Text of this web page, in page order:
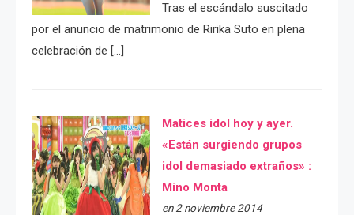
Tras el escándalo suscitado
por el anuncio de matrimonio de Ririka Suto en plena
celebración de […]
Matices idol hoy y ayer.
«Están surgiendo grupos
idol demasiado extraños» :
Mino Monta
en 2 noviembre 2014